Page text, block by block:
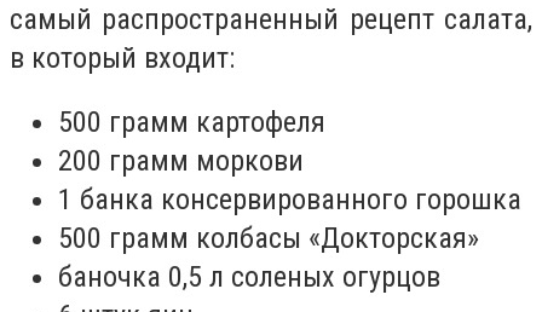
самый распространенный рецепт салата,
в который входит:
500 грамм картофеля
200 грамм моркови
1 банка консервированного горошка
500 грамм колбасы «Докторская»
баночка 0,5 л соленых огурцов